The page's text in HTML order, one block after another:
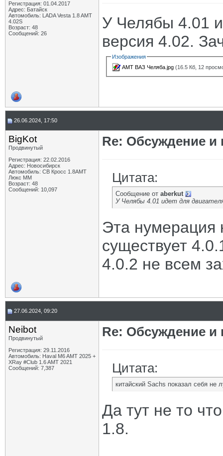
Регистрация: 01.04.2017
Адрес: Батайск
Автомобиль: LADA Vesta 1.8 AMT
4.02S
Возраст: 48
Сообщений: 26
У Челябы 4.01
версия 4.02.
Изображения
АМТ ВАЗ Челяба.jpg (16.5 Кб, 12
26.06.2024, 17:50
BigKot
Продвинутый
Регистрация: 22.02.2016
Адрес: Новосибирск
Автомобиль: СВ Кросс 1.8АМТ
Люкс ММ
Возраст: 48
Сообщений: 10,097
Re: Обсуждение
Цитата:
Сообщение от aberkut
У Челябы 4.01 идет для
Эта нумерация
существует
4.0.2 не всем
27.06.2024, 09:20
Neibot
Продвинутый
Регистрация: 29.11.2016
Автомобиль: Haval M6 AMT 2025 +
XRay #Club 1.6 AMT 2021
Сообщений: 7,387
Re: Обсуждение
Цитата:
китайский Sachs показал себя не
Да тут не то
1.8.